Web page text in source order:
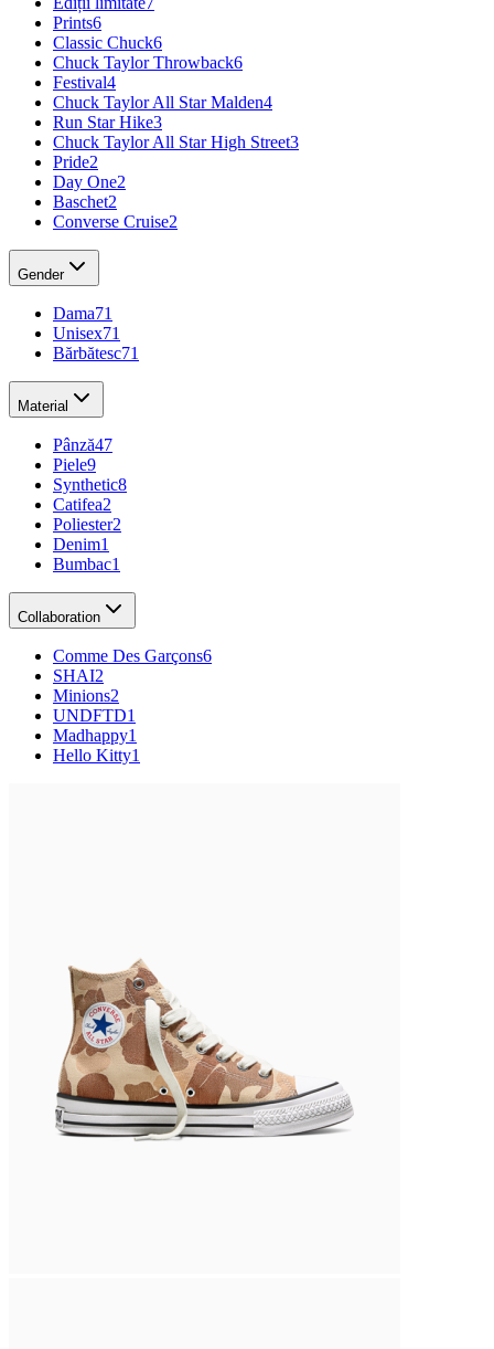
Prints6
Classic Chuck6
Chuck Taylor Throwback6
Festival4
Chuck Taylor All Star Malden4
Run Star Hike3
Chuck Taylor All Star High Street3
Pride2
Day One2
Baschet2
Converse Cruise2
Gender
Dama71
Unisex71
Bărbătesc71
Material
Pânză47
Piele9
Synthetic8
Catifea2
Poliester2
Denim1
Bumbac1
Collaboration
Comme Des Garçons6
SHAI2
Minions2
UNDFTD1
Madhappy1
Hello Kitty1